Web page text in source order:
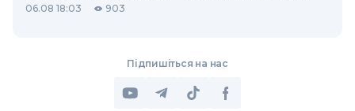
06.08 18:03 903
Підпишіться на нас